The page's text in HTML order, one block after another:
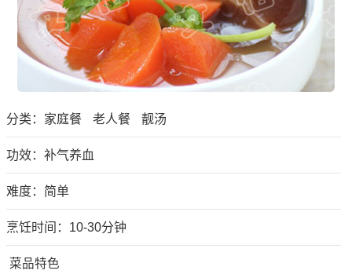
分类： 家庭餐 老人餐 靓汤
功效：补气养血
难度：简单
烹饪时间：10-30分钟
菜品特色